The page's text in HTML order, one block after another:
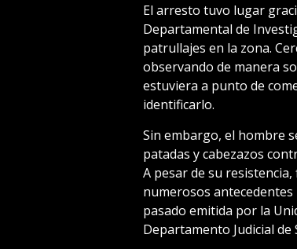
El arresto tuvo lugar
Departamental de
patrullajes en la zona.
observando de manera
estuviera a punto de
identificarlo.
Sin embargo, el hombre
patadas y cabezazos
A pesar de su
numerosos
pasado emitida por la
Departamento Judicial de